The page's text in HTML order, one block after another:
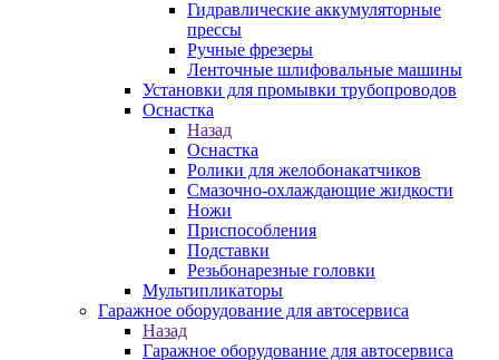
Гидравлические аккумуляторные
прессы
Ручные фрезеры
Ленточные шлифовальные машины
Установки для промывки трубопроводов
Оснастка
Назад
Оснастка
Ролики для желобонакатчиков
Смазочно-охлаждающие жидкости
Ножи
Приспособления
Подставки
Резьбонарезные головки
Мультипликаторы
Гаражное оборудование для автосервиса
Назад
Гаражное оборудование для автосервиса